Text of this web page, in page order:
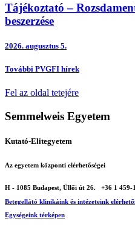
Tájékoztató –
beszerzése
2026. augusztus 5.
További PVGFI hírek
Fel az oldal tetejére
Semmelweis Egyetem
Kutató-Elitegyetem
Az egyetem központi elérhetőségei
H - 1085 Budapest, Üllői út 26.
+36 1 459-
Betegellátó klinikáink és intézeteink
Egységeink térképen